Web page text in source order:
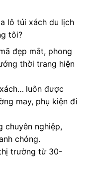
lô túi xách du lịch
tôi?
đẹp mắt, phong
thời trang hiện
luôn được
may, phụ kiện đi
chuyên nghiệp,
chóng.
trường từ 30-